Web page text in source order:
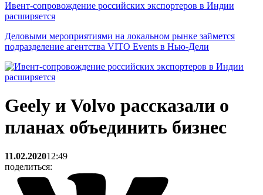
Ивент-сопровождение российских экспортеров в Индии
расширяется
Деловыми мероприятиями на локальном рынке займется
подразделение агентства VITO Events в Нью-Дели
Geely и Volvo рассказали о
планах объединить бизнес
11.02.202012:49
поделиться: